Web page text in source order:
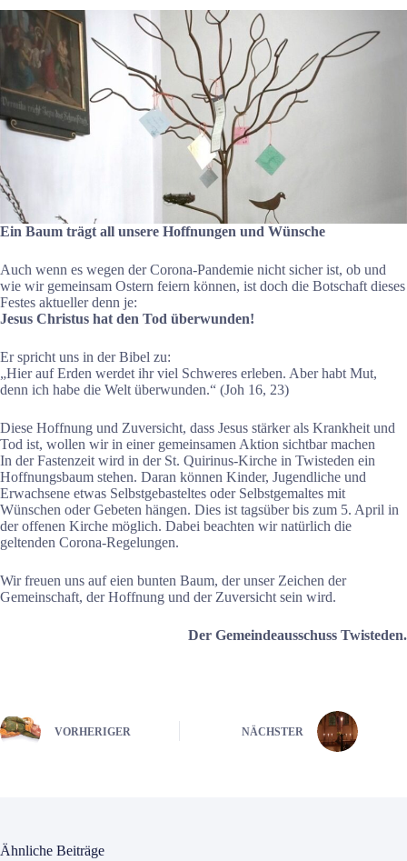
Ein Baum trägt all unsere Hoffnungen und Wünsche
Auch wenn es wegen der Corona-Pandemie nicht sicher ist, ob und
wie wir gemeinsam Ostern feiern können, ist doch die Botschaft dieses
Festes aktueller denn je:
Jesus Christus hat den Tod überwunden!
Er spricht uns in der Bibel zu:
„Hier auf Erden werdet ihr viel Schweres erleben. Aber habt Mut,
denn ich habe die Welt überwunden.“ (Joh 16, 23)
Diese Hoffnung und Zuversicht, dass Jesus stärker als Krankheit und
Tod ist, wollen wir in einer gemeinsamen Aktion sichtbar machen
In der Fastenzeit wird in der St. Quirinus-Kirche in Twisteden ein
Hoffnungsbaum stehen. Daran können Kinder, Jugendliche und
Erwachsene etwas Selbstgebasteltes oder Selbstgemaltes mit
Wünschen oder Gebeten hängen. Dies ist tagsüber bis zum 5. April in
der offenen Kirche möglich. Dabei beachten wir natürlich die
geltenden Corona-Regelungen.
Wir freuen uns auf eien bunten Baum, der unser Zeichen der
Gemeinschaft, der Hoffnung und der Zuversicht sein wird.
Der Gemeindeausschuss Twisteden.
VORHERIGER NÄCHSTER
Ähnliche Beiträge